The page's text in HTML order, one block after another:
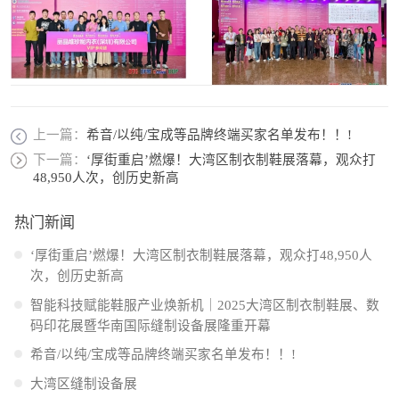
上一篇： 希音/以纯/宝成等品牌终端买家名单发布！！!
下一篇： ‘厚街重启’燃爆！大湾区制衣制鞋展落幕，观众打
48,950人次，创历史新高
热门新闻
‘厚街重启’燃爆！大湾区制衣制鞋展落幕，观众打48,950人
次，创历史新高
智能科技赋能鞋服产业焕新机｜2025大湾区制衣制鞋展、数
码印花展暨华南国际缝制设备展隆重开幕
希音/以纯/宝成等品牌终端买家名单发布！！!
大湾区缝制设备展